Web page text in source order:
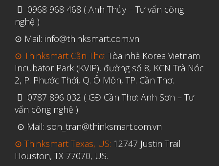
Ứng dụng
Y Tế
0968 968 468 ( Anh Thủy – Tư vấn công
nghệ )
⊙ Mail: info@thinksmart.com.vn
⊙ Thinksmart Cần Thơ: Tòa nhà Korea Vietnam
Incubator Park (KVIP), đường số 8, KCN Trà Nóc
2, P. Phước Thới, Q. Ô Môn, TP. Cần Thơ.
0787 896 032 ( GĐ Cần Thơ: Anh Sơn – Tư
vấn công nghệ )
⊙ Mail: son_tran@thinksmart.com.vn
⊙ Thinksmart Texas, US: 12747 Justin Trail
Houston, TX 77070, US.